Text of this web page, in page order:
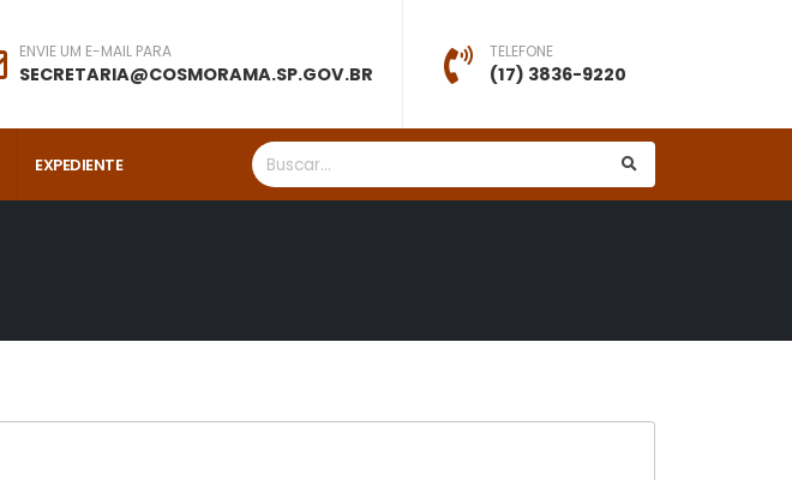
ENVIE UM E-MAIL PARA
SECRETARIA@COSMORAMA.SP.GOV.BR
TELEFONE
(17) 3836-9220
EXPEDIENTE